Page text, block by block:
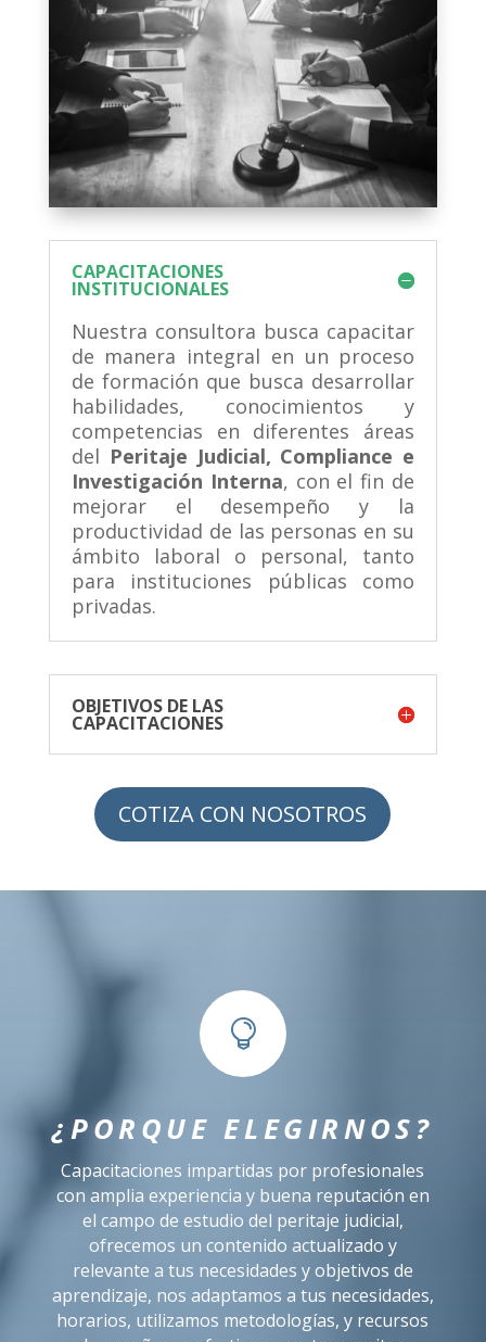
CAPACITACIONES
INSTITUCIONALES
Nuestra consultora busca capacitar
de manera integral en un proceso
de formación que busca desarrollar
habilidades, conocimientos y
competencias en diferentes áreas
del Peritaje Judicial, Compliance e
Investigación Interna, con el fin de
mejorar el desempeño y la
productividad de las personas en su
ámbito laboral o personal, tanto
para instituciones públicas como
privadas.
OBJETIVOS DE LAS
CAPACITACIONES
COTIZA CON NOSOTROS

¿PORQUE ELEGIRNOS?
Capacitaciones impartidas por profesionales
con amplia experiencia y buena reputación en
el campo de estudio del peritaje judicial,
ofrecemos un contenido actualizado y
relevante a tus necesidades y objetivos de
aprendizaje, nos adaptamos a tus necesidades,
horarios, utilizamos metodologías, y recursos